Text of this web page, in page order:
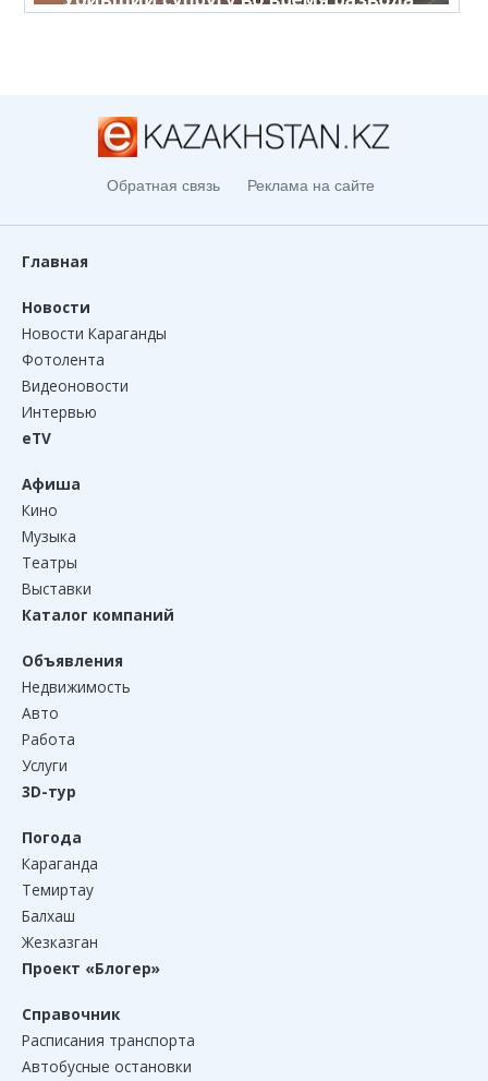
Обратная связь Реклама на сайте
Главная
Новости
Новости Караганды
Фотолента
Видеоновости
Интервью
eTV
Афиша
Кино
Музыка
Театры
Выставки
Каталог компаний
Объявления
Недвижимость
Авто
Работа
Услуги
3D-тур
Погода
Караганда
Темиртау
Балхаш
Жезказган
Проект «Блогер»
Справочник
Расписания транспорта
Автобусные остановки